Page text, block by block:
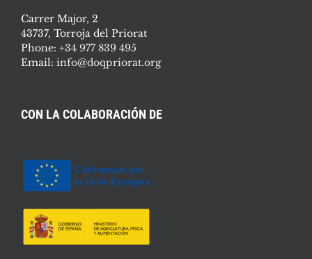
Carrer Major, 2
43737, Torroja del Priorat
Phone: +34 977 839 495
Email: info@doqpriorat.org
CON LA COLABORACIÓN DE